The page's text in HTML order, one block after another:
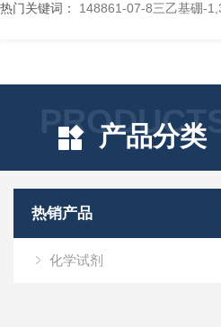
热门关键词： 148861-07-8三乙基硼-
PRODUCTS
产品分类
热销产品
化学试剂